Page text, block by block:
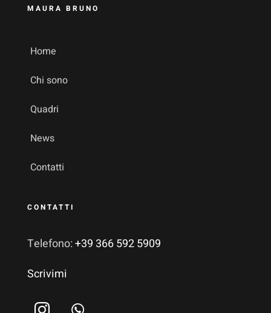
MAURA BRUNO
Home
Chi sono
Quadri
News
Contatti
CONTATTI
Telefono:+39 366 592 5909
Scrivimi